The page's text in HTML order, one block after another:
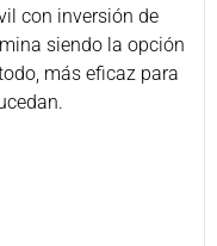
con inversión de
siendo la opción
más eficaz para